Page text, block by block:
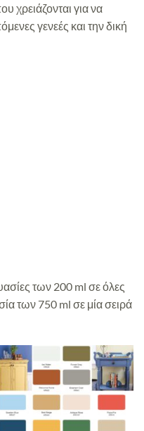
χρειάζονται για να
γενεές και την δική
των 200 ml σε όλες
των 750 ml σε μία σειρά